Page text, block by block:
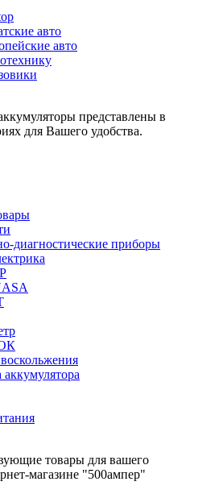
авто
авто
представлены в
для Вашего удобства.
диагностические приборы
товары для вашего
магазине "500ампер"